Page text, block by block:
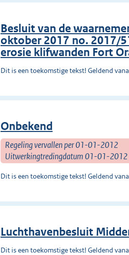
Besluit van de
oktober 2017 no. 2017/
erosie klifwanden Fort
Dit is een toekomstige tekst! Geldend
Onbekend
Regeling vervallen per 01-01-2012
Uitwerkingtredingdatum 01-01-2012
Dit is een toekomstige tekst! Geldend
Luchthavenbesluit
Dit is een toekomstige tekst! Geldend